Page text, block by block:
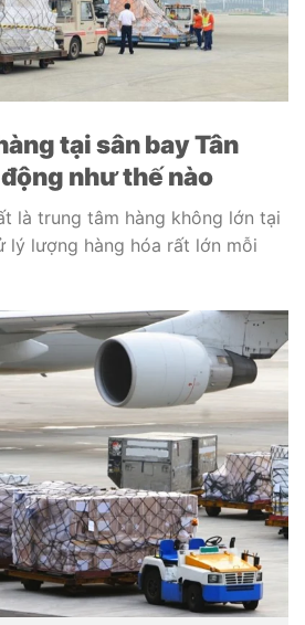
tại sân bay Tân
như thế nào
là trung tâm hàng không lớn tại
lý lượng hàng hóa rất lớn mỗi